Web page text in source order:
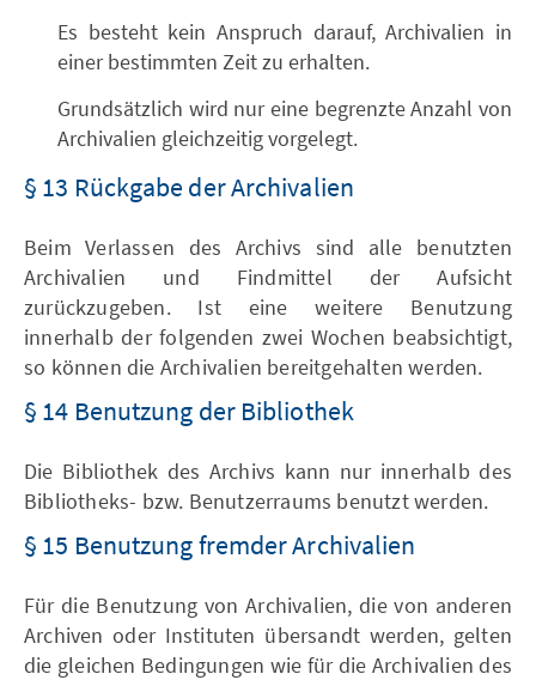
Es besteht kein Anspruch darauf, Archivalien in
einer bestimmten Zeit zu erhalten.
Grundsätzlich wird nur eine begrenzte Anzahl von
Archivalien gleichzeitig vorgelegt.
§ 13 Rückgabe der Archivalien
Beim Verlassen des Archivs sind alle benutzten
Archivalien und Findmittel der Aufsicht
zurückzugeben. Ist eine weitere Benutzung
innerhalb der folgenden zwei Wochen beabsichtigt,
so können die Archivalien bereitgehalten werden.
§ 14 Benutzung der Bibliothek
Die Bibliothek des Archivs kann nur innerhalb des
Bibliotheks- bzw. Benutzerraums benutzt werden.
§ 15 Benutzung fremder Archivalien
Für die Benutzung von Archivalien, die von anderen
Archiven oder Instituten übersandt werden, gelten
die gleichen Bedingungen wie für die Archivalien des